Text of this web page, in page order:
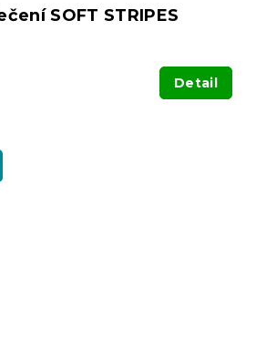
SOFT STRIPES
Detail